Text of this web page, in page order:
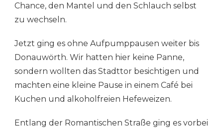
Chance, den Mantel und den Schlauch selbst
zu wechseln.
Jetzt ging es ohne Aufpumppausen weiter bis
Donauwörth. Wir hatten hier keine Panne,
sondern wollten das Stadttor besichtigen und
machten eine kleine Pause in einem Café bei
Kuchen und alkoholfreien Hefeweizen.
Entlang der Romantischen Straße ging es vorbei